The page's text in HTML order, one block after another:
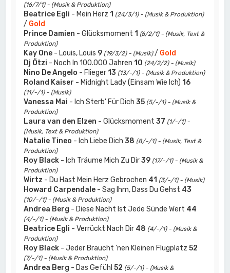
(16/7/1) - (Musik & Produktion)
Beatrice Egli - Mein Herz 1 (24/3/1) - (Musik & Produktion)
/ Gold
Prince Damien - Glücksmoment 1 (6/2/1) - (Musik, Text &
Produktion)
Kay One - Louis, Louis 9 (19/3/2) - (Musik)/ Gold
Dj Ötzi - Noch In 100.000 Jahren 10 (24/2/2) - (Musik)
Nino De Angelo - Flieger 13 (13/-/1) - (Musik & Produktion)
Roland Kaiser - Midnight Lady (Einsam Wie Ich) 16
(11/-/1) - (Musik)
Vanessa Mai - Ich Sterb' Für Dich35 (5/-/1) - (Musik &
Produktion)
Laura van den Elzen - Glücksmoment37 (1/-/1) -
(Musik, Text & Produktion)
Natalie Tineo - Ich Liebe Dich38 (8/-/1) - (Musik, Text &
Produktion)
Roy Black - Ich Träume Mich Zu Dir39 (17/-/1) - (Musik &
Produktion)
Wirtz - Du Hast Mein Herz Gebrochen 41 (3/-/1) - (Musik)
Howard Carpendale - Sag Ihm, Dass Du Gehst 43
(10/-/1) - (Musik & Produktion)
Andrea Berg - Diese Nacht Ist Jede Sünde Wert 44
(4/-/1) - (Musik & Produktion)
Beatrice Egli - Verrückt Nach Dir 48 (4/-/1) - (Musik &
Produktion)
Roy Black - Jeder Braucht 'nen Kleinen Flugplatz52
(7/-/1) - (Musik & Produktion)
Andrea Berg - Das Gefühl52 (5/-/1) - (Musik &